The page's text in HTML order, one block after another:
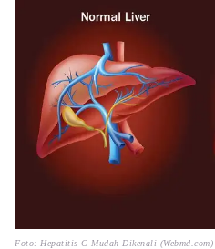
Foto: Hepatitis C Mudah Dikenali (Webmd.com)